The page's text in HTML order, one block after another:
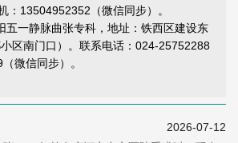
13504952352（微信同步）。
静脉曲张专科，地址：铁西区建设东
区南门口）。联系电话：024-25752288
微信同步）。
2026-07-12